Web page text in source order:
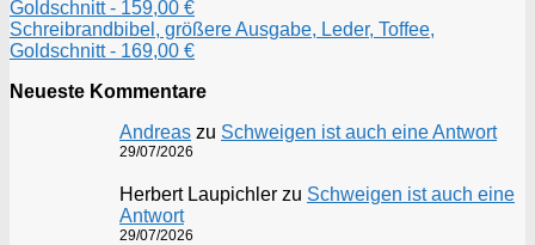
Goldschnitt - 159,00 €
Schreibrandbibel, größere Ausgabe, Leder, Toffee,
Goldschnitt - 169,00 €
Neueste Kommentare
Andreas zu Schweigen ist auch eine Antwort
29/07/2026
Herbert Laupichler zu Schweigen ist auch eine
Antwort
29/07/2026